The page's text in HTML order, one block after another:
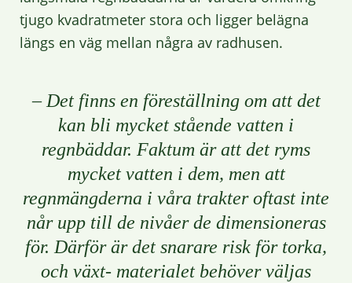
tjugo kvadratmeter stora och ligger belägna
längs en väg mellan några av radhusen.
– Det finns en föreställning om att det
kan bli mycket stående vatten i
regnbäddar. Faktum är att det ryms
mycket vatten i dem, men att
regnmängderna i våra trakter oftast inte
når upp till de nivåer de dimensioneras
för. Därför är det snarare risk för torka,
och växt- materialet behöver väljas